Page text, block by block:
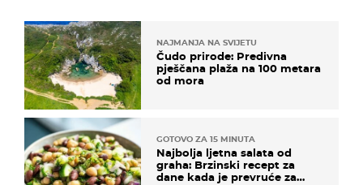
NAJMANJA NA SVIJETU
Čudo prirode: Predivna
pješčana plaža na 100 metara
od mora
GOTOVO ZA 15 MINUTA
Najbolja ljetna salata od
graha: Brzinski recept za
dane kada je prevruće za